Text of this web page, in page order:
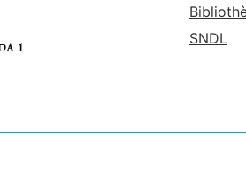
SNDL